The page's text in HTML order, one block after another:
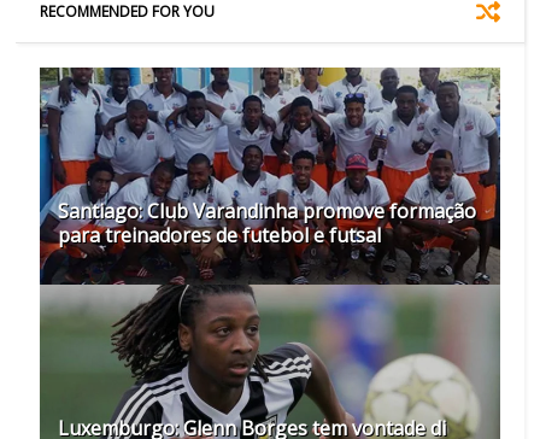
RECOMMENDED FOR YOU
Santiago: Club Varandinha promove formação
para treinadores de futebol e futsal
Luxemburgo: Glenn Borges tem vontade di